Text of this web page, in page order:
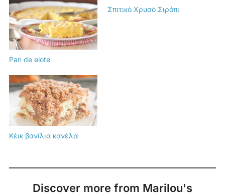
Pan de elote
Σπιτικό Χρυσό Σιρόπι
Κέικ βανίλια κανέλα
Discover more from Marilou's